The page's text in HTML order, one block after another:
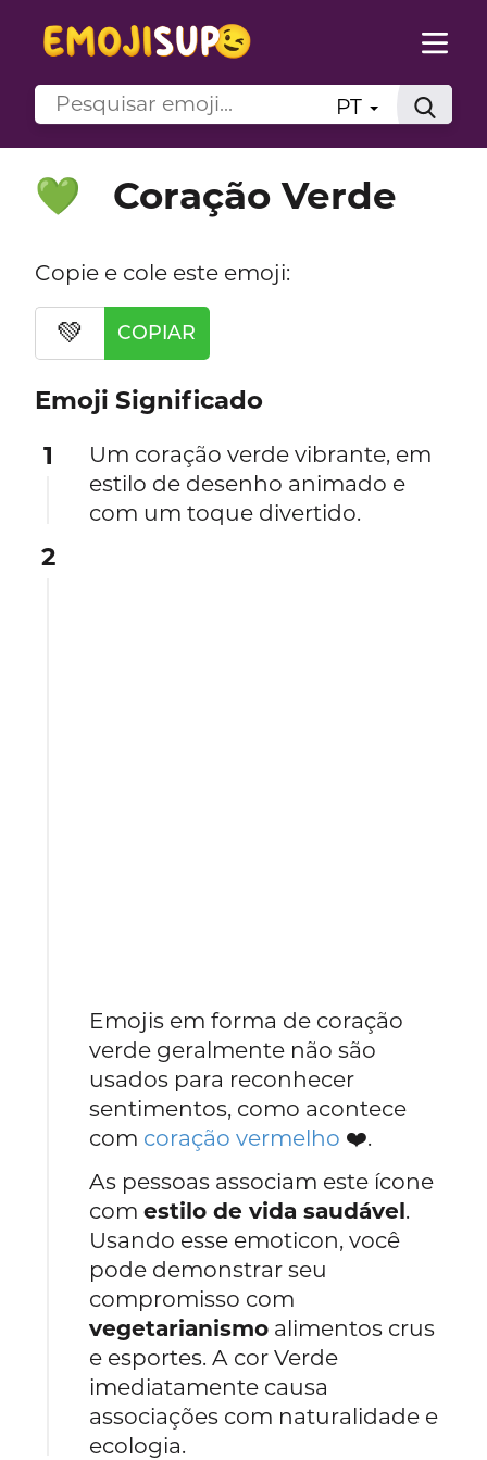
PT
💚 Coração Verde
Copie e cole este emoji:
💚 COPIAR
Emoji Significado
1
Um coração verde vibrante, em
estilo de desenho animado e
com um toque divertido.
2
Emojis em forma de coração
verde geralmente não são
usados para reconhecer
sentimentos, como acontece
com coração vermelho ❤️.
As pessoas associam este ícone
comestilo de vida saudável.
Usando esse emoticon, você
pode demonstrar seu
compromisso com
vegetarianismo alimentos crus
e esportes. A cor Verde
imediatamente causa
associações com naturalidade e
ecologia.